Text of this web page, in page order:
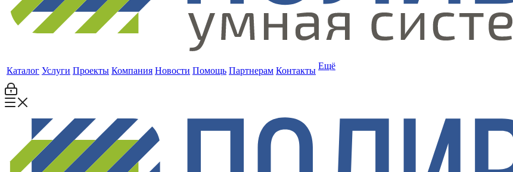
Каталог Услуги Проекты Компания Новости Помощь Партнерам Контакты Ещё